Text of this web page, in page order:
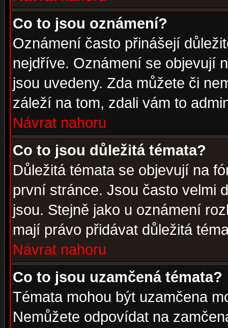
Co to jsou oznámení?
Oznámení často přinášejí
nejdříve. Oznámení se objevují
jsou uvedeny. Zda můžete či
záleží na tom, zdali vám to
Návrat nahoru
Co to jsou důležitá témata?
Důležitá témata se objevují na
první stránce. Jsou často velmi
jsou. Stejně jako u oznámení
mají právo přidávat důležitá
Návrat nahoru
Co to jsou uzamčená témata?
Témata mohou být uzamčena
Nemůžete odpovídat na